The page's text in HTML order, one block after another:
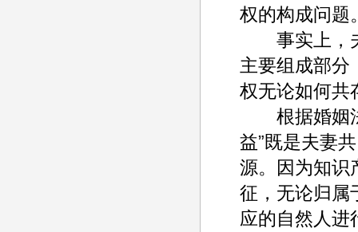
权的构成问题
事实上，夫
主要组成部分
权无论如何共
根据婚姻法
益”既是夫妻
源。因为知识
征，无论归属
应的自然人进